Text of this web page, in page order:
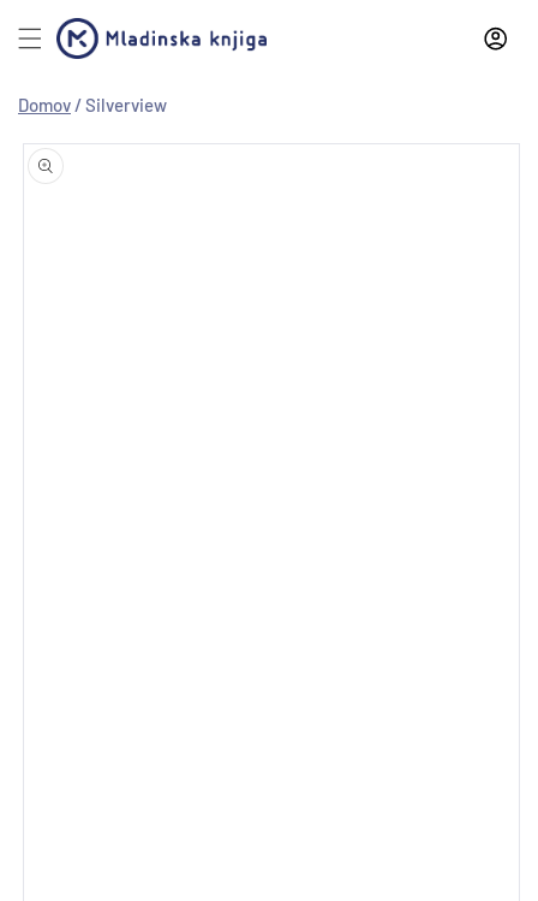
na
vsebino
Domov /Silverview
na
informacije